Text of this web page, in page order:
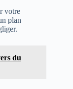
votre
plan
du